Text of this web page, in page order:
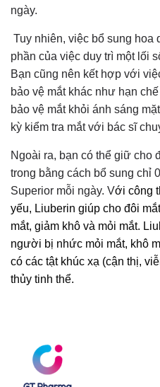
ngày.
Tuy nhiên, việc bổ sung hoa
phần của việc duy trì một lối
Bạn cũng nên kết hợp với
bảo vệ mắt khác như hạn
bảo vệ mắt khỏi ánh sáng
kỳ kiểm tra mắt với bác sĩ
Ngoài ra, bạn có thể giữ cho
trong bằng cách bổ sung chỉ
Superior mỗi ngày. Với công
yếu, Liuberin giúp cho đôi
mắt, giảm khô và mỏi mắt.
người bị nhức mỏi mắt, khô
có các tật khúc xạ (cận thị,
thủy tinh thể.